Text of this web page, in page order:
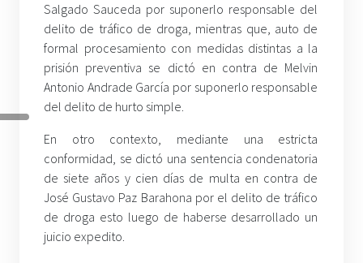
Salgado Sauceda por suponerlo responsable del
delito de tráfico de droga, mientras que, auto de
formal procesamiento con medidas distintas a la
prisión preventiva se dictó en contra de Melvin
Antonio Andrade García por suponerlo responsable
del delito de hurto simple.
En otro contexto, mediante una estricta
conformidad, se dictó una sentencia condenatoria
de siete años y cien días de multa en contra de
José Gustavo Paz Barahona por el delito de tráfico
de droga esto luego de haberse desarrollado un
juicio expedito.